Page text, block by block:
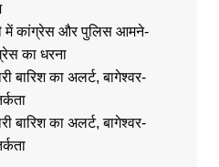
में कांग्रेस और पुलिस आमने-
का धरना
बारिश का अलर्ट, बागेश्वर-
बारिश का अलर्ट, बागेश्वर-